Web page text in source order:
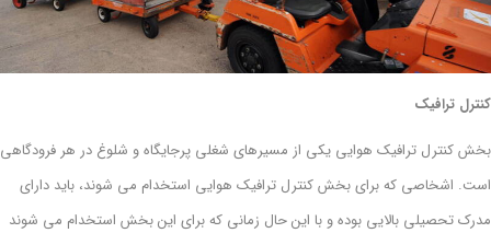
کنترل ترافیک
بخش کنترل ترافیک هوایی یکی از مسیرهای شغلی پرجایگاه و شلوغ در هر فرودگاهی
است. اشخاصی که برای بخش کنترل ترافیک هوایی استخدام می شوند، باید دارای
مدرک تحصیلی بالایی بوده و با این حال زمانی که برای این بخش استخدام می شوند